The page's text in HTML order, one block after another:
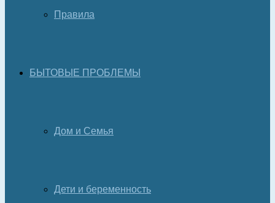
Правила
БЫТОВЫЕ ПРОБЛЕМЫ
Дом и Семья
Дети и беременность